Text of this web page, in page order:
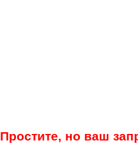
Простите, но ваш